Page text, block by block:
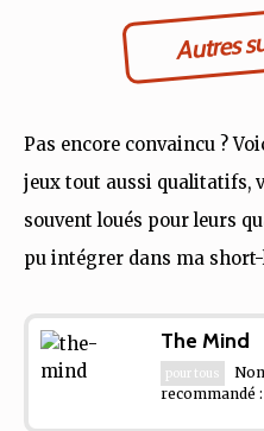
Autres
Pas encore convaincu ?
jeux tout aussi qualitatifs,
souvent loués pour leurs
pu intégrer dans ma
The Mind
pour tous
recommandé